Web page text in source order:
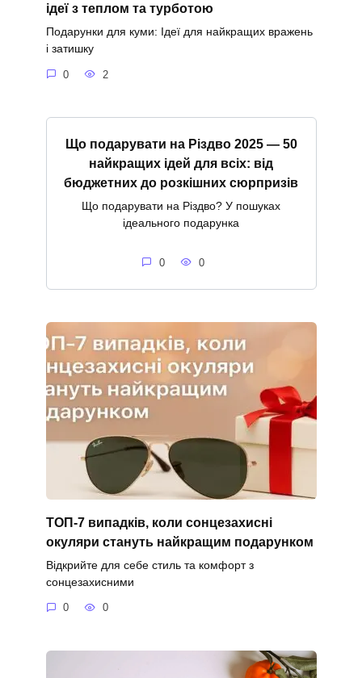
ідеї з теплом та турботою
Подарунки для куми: Ідеї для найкращих вражень
і затишку
0 2
Що подарувати на Різдво 2025 — 50
найкращих ідей для всіх: від
бюджетних до розкішних сюрпризів
Що подарувати на Різдво? У пошуках
ідеального подарунка
0 0
ТОП-7 випадків, коли сонцезахисні
окуляри стануть найкращим подарунком
Відкрийте для себе стиль та комфорт з
сонцезахисними
0 0